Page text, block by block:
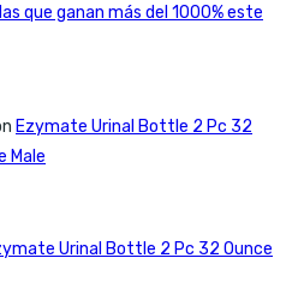
que ganan más del 1000% este
Ezymate Urinal Bottle 2 Pc 32
Male
Urinal Bottle 2 Pc 32 Ounce